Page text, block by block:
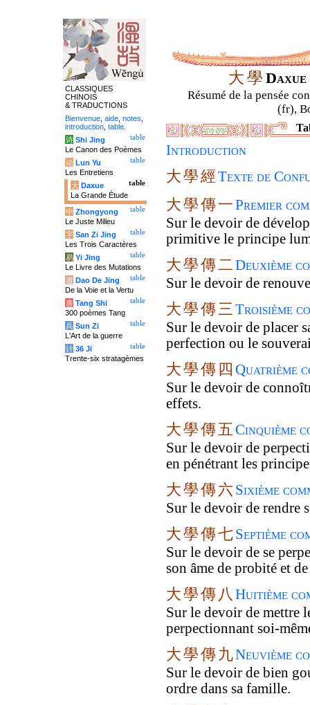
大學 Daxue
Résumé de la pensée
(fr),
Introduction
大學經Texte de
大學傳一Premier
Sur le devoir de
primitive le principe
大學傳二Deuxième
Sur le devoir de
大學傳三Troisième
Sur le devoir de placer
perfection ou le
大學傳 四 Quatrième
Sur le devoir de
effets.
大學傳五Cinquième
Sur le devoir de
en pénétrant les
大學傳六 Sixième
Sur le devoir de rendre
大學傳七Septième
Sur le devoir de se
son âme de probité et
大學傳 八 Huitième
Sur le devoir de mettre
perpectionnant soi-
大學傳 九Neuvième
Sur le devoir de bien
ordre dans sa famille.
CLASSIQUES
CHINOIS
& TRADUCTIONS
Bienvenue aide notes
introduction table
table
诗 Shi Jing
Le Canon des Poèmes
table
论 Lun Yu
Les Entretiens
table
大 Daxue
La Grande Étude
table
中 Zhongyong
Le Juste Milieu
table
字 San Zi Jing
Les Trois Caractères
table
易 Yi Jing
Le Livre des Mutations
table
道 Dao De Jing
De la Voie et la Vertu
table
唐 Tang Shi
300 poèmes Tang
table
兵 Sun Zi
L'Art de la guerre
table
计 36 Ji
Trente-six stratagèmes